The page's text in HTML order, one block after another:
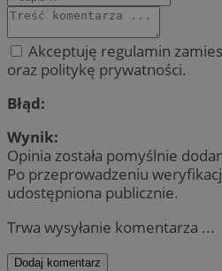
Akceptuję regulamin
oraz politykę prywatności.
Błąd:
Wynik:
Opinia została pomyślnie
Po przeprowadzeniu
udostępniona publicznie.
Trwa wysyłanie komentarza ...
Dodaj komentarz